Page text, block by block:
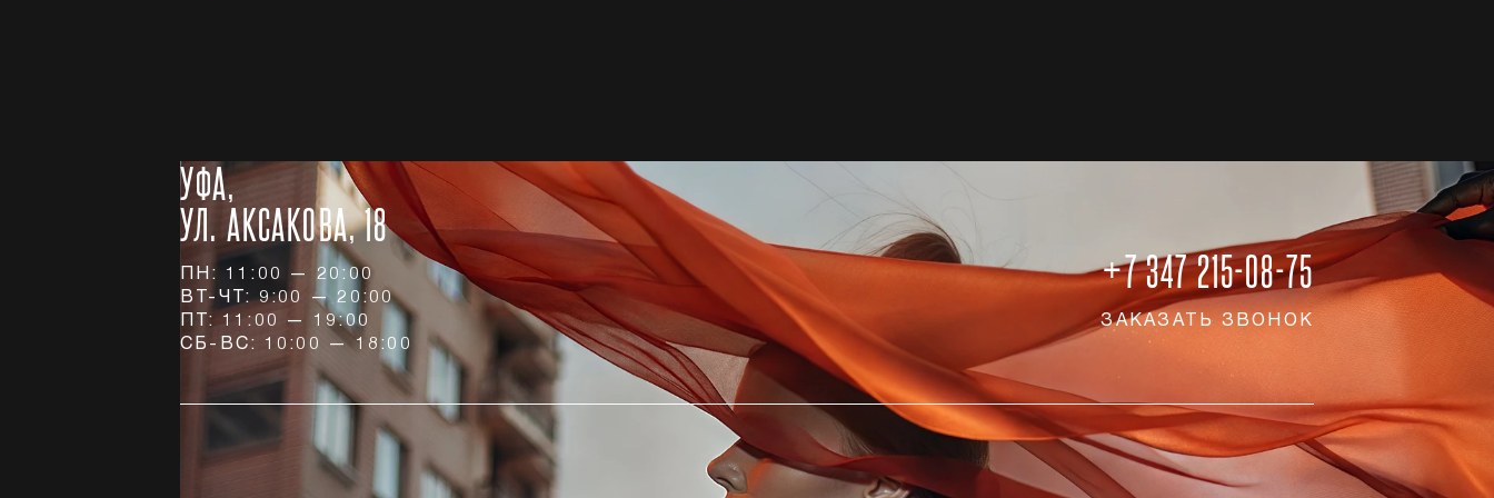
УФА,
УЛ. АКСАКОВА, 18
ПН: 11:00 — 20:00
ВТ-ЧТ: 9:00 — 20:00
ПТ: 11:00 — 19:00
СБ-ВС: 10:00 — 18:00
+7 347 215-08-75
ЗАКАЗАТЬ ЗВОНОК